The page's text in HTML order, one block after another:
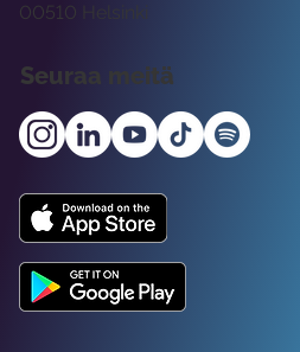
00510 Helsinki
Seuraa meitä